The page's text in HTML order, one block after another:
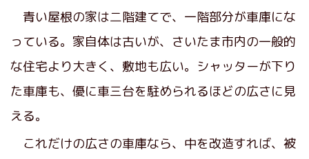
青い屋根の家は二階建てで、一階部分が車庫にな
っている。家自体は古いが、さいたま市内の一般的
な住宅より大きく、敷地も広い。シャッターが下り
た車庫も、優に車三台を駐められるほどの広さに見
える。
これだけの広さの車庫なら、中を改造すれば、被